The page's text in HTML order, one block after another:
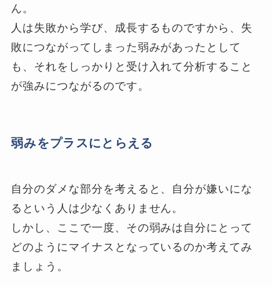
ん。
人は失敗から学び、成長するものですから、失
敗につながってしまった弱みがあったとして
も、それをしっかりと受け入れて分析すること
が強みにつながるのです。
弱みをプラスにとらえる
自分のダメな部分を考えると、自分が嫌いにな
るという人は少なくありません。
しかし、ここで一度、その弱みは自分にとって
どのようにマイナスとなっているのか考えてみ
ましょう。